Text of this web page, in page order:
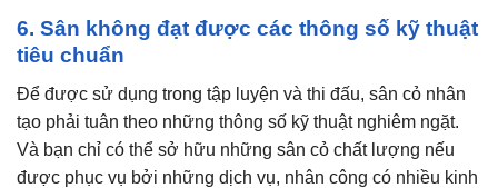
6. Sân không đạt được các thông số kỹ thuật
tiêu chuẩn
Để được sử dụng trong tập luyện và thi đấu, sân cỏ nhân
tạo phải tuân theo những thông số kỹ thuật nghiêm ngặt.
Và bạn chỉ có thể sở hữu những sân cỏ chất lượng nếu
được phục vụ bởi những dịch vụ, nhân công có nhiều kinh